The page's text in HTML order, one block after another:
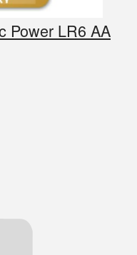
Power LR6 AA